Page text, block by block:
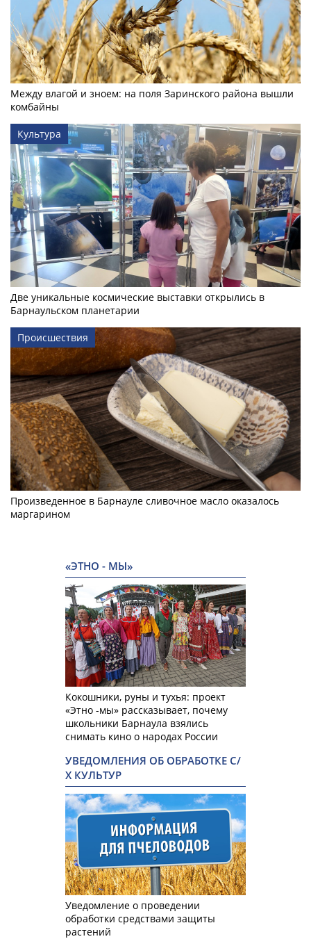
Между влагой и зноем: на поля Заринского района вышли
комбайны
Культура
Две уникальные космические выставки открылись в
Барнаульском планетарии
Происшествия
Произведенное в Барнауле сливочное масло оказалось
маргарином
«ЭТНО - МЫ»
Кокошники, руны и тухья: проект
«Этно -мы» рассказывает, почему
школьники Барнаула взялись
снимать кино о народах России
УВЕДОМЛЕНИЯ ОБ ОБРАБОТКЕ С/
Х КУЛЬТУР
Уведомление о проведении
обработки средствами защиты
растений